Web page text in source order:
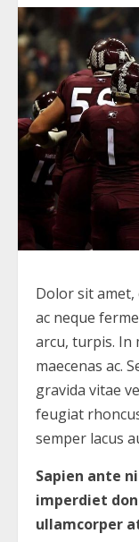
Dolor sit amet,
ac neque
arcu, turpis. In
maecenas ac.
gravida vitae
feugiat
semper lacus
Sapien ante
imperdiet
ullamcorper